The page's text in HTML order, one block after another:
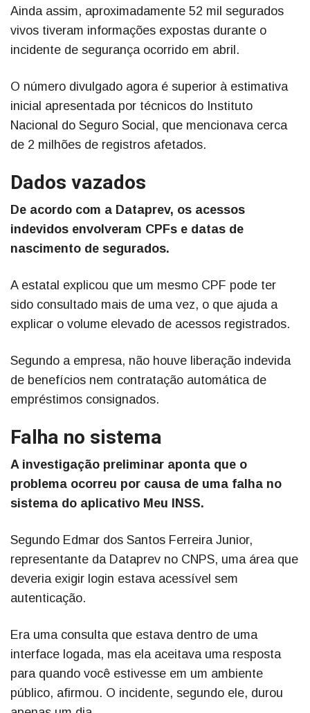
Ainda assim, aproximadamente 52 mil segurados
vivos tiveram informações expostas durante o
incidente de segurança ocorrido em abril.
O número divulgado agora é superior à estimativa
inicial apresentada por técnicos do Instituto
Nacional do Seguro Social, que mencionava cerca
de 2 milhões de registros afetados.
Dados vazados
De acordo com a Dataprev, os acessos
indevidos envolveram CPFs e datas de
nascimento de segurados.
A estatal explicou que um mesmo CPF pode ter
sido consultado mais de uma vez, o que ajuda a
explicar o volume elevado de acessos registrados.
Segundo a empresa, não houve liberação indevida
de benefícios nem contratação automática de
empréstimos consignados.
Falha no sistema
A investigação preliminar aponta que o
problema ocorreu por causa de uma falha no
sistema do aplicativo Meu INSS.
Segundo Edmar dos Santos Ferreira Junior,
representante da Dataprev no CNPS, uma área que
deveria exigir login estava acessível sem
autenticação.
Era uma consulta que estava dentro de uma
interface logada, mas ela aceitava uma resposta
para quando você estivesse em um ambiente
público, afirmou. O incidente, segundo ele, durou